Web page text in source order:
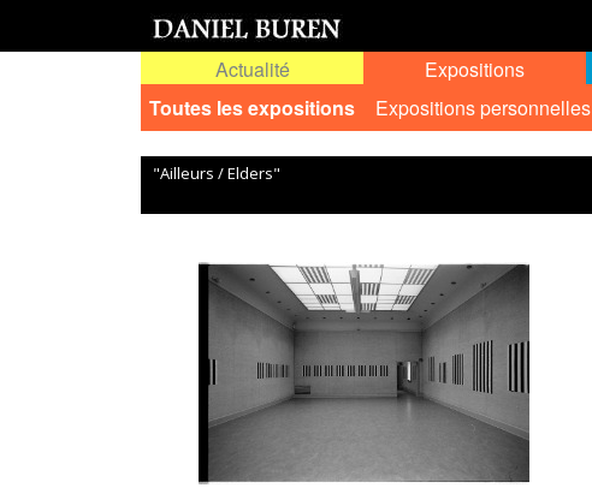
Actualité
Expositions
Toutes les expositions
Expositions personnelles
"Ailleurs / Elders"